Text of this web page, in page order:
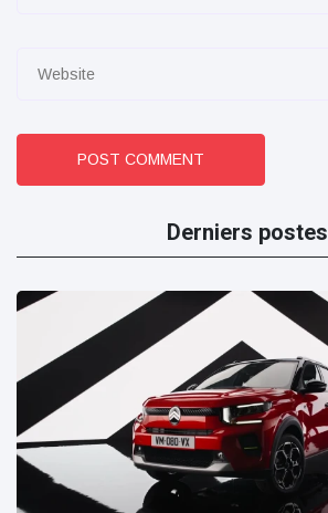
POST COMMENT
Derniers postes